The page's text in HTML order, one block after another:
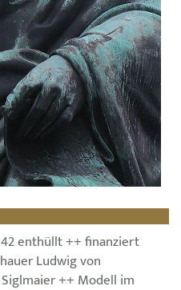
enthüllt ++ finanziert
Ludwig von
++ Modell im